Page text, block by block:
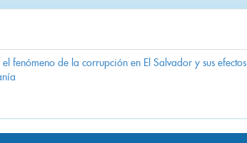
el fenómeno de la corrupción en El Salvador y sus efectos